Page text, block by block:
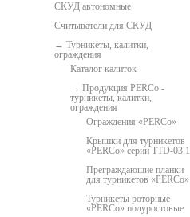
СКУД автономные
Считыватели для СКУД
Турникеты, калитки,
ограждения
Каталог калиток
Продукция PERCo -
турникеты, калитки,
ограждения
Ограждения «PERCo»
Крышки для турникетов
«PERCo» серии TTD-03.1
Преграждающие планки
для турникетов «PERCo»
Турникеты роторные
«PERCo» полуростовые